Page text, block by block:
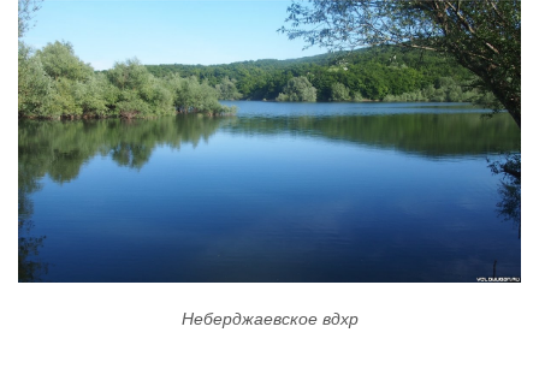
Неберджаевское вдхр